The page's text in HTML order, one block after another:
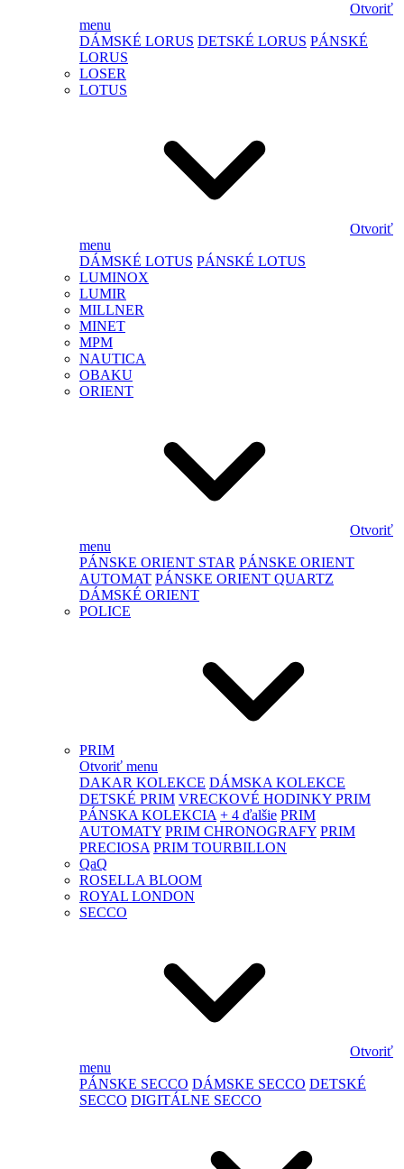
Otvoriť
menu
DÁMSKÉ LORUS DETSKÉ LORUS PÁNSKÉ
LORUS
LOSER
LOTUS
Otvoriť
menu
DÁMSKÉ LOTUS PÁNSKÉ LOTUS
LUMINOX
LUMIR
MILLNER
MINET
MPM
NAUTICA
OBAKU
ORIENT
Otvoriť
menu
PÁNSKE ORIENT STAR PÁNSKE ORIENT
AUTOMAT PÁNSKE ORIENT QUARTZ
DÁMSKÉ ORIENT
POLICE
PRIM
Otvoriť menu
DAKAR KOLEKCE DÁMSKA KOLEKCE
DETSKÉ PRIM VRECKOVÉ HODINKY PRIM
PÁNSKA KOLEKCIA + 4 ďalšie PRIM
AUTOMATY PRIM CHRONOGRAFY PRIM
PRECIOSA PRIM TOURBILLON
QaQ
ROSELLA BLOOM
ROYAL LONDON
SECCO
Otvoriť
menu
PÁNSKE SECCO DÁMSKE SECCO DETSKÉ
SECCO DIGITÁLNE SECCO